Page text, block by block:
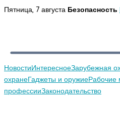
Перейти
Пятница, 7 августа Безопасность
НовостиИнтересноеЗарубежная
охранеГаджеты и оружиеРабочие
профессииЗаконодательство